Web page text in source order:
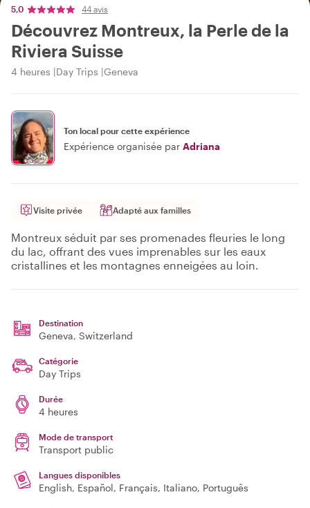
5,0 44 avis
Découvrez Montreux, la Perle de la
Riviera Suisse
4 heures Day Trips Geneva
Ton local pour cette expérience
Expérience organisée par Adriana
Visite privée Adapté aux familles
Montreux séduit par ses promenades fleuries le long
du lac, offrant des vues imprenables sur les eaux
cristallines et les montagnes enneigées au loin.
Destination
Geneva, Switzerland
Catégorie
Day Trips
Durée
4 heures
Mode de transport
Transport public
Langues disponibles
English, Español, Français, Italiano, Português